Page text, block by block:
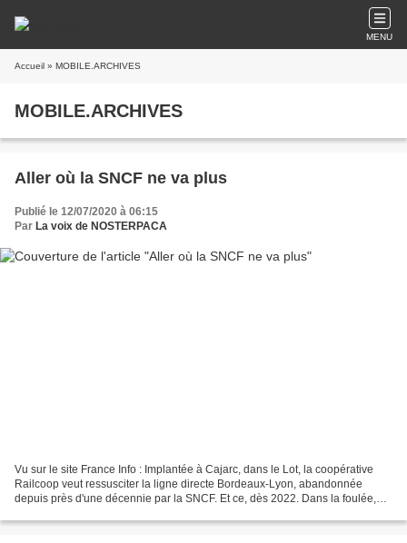
MENU
Accueil » MOBILE.ARCHIVES
MOBILE.ARCHIVES
Aller où la SNCF ne va plus
Publié le 12/07/2020 à 06:15
Par La voix de NOSTERPACA
Vu sur le site France Info : Implantée à Cajarc, dans le Lot, la coopérative
Railcoop veut ressusciter la ligne directe Bordeaux-Lyon, abandonnée
depuis près d'une décennie par la SNCF. Et ce, dès 2022. Dans la foulée,